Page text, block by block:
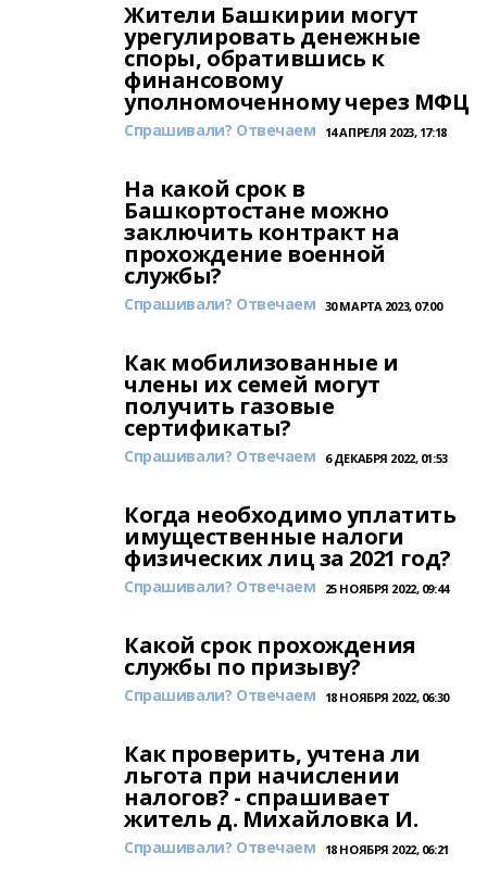
Жители Башкирии могут
урегулировать денежные
споры, обратившись к
финансовому
уполномоченному через МФЦ
Спрашивали? Отвечаем 14 АПРЕЛЯ 2023, 17:18
На какой срок в
Башкортостане можно
заключить контракт на
прохождение военной
службы?
Спрашивали? Отвечаем 30 МАРТА 2023, 07:00
Как мобилизованные и
члены их семей могут
получить газовые
сертификаты?
Спрашивали? Отвечаем 6 ДЕКАБРЯ 2022, 01:53
Когда необходимо уплатить
имущественные налоги
физических лиц за 2021 год?
Спрашивали? Отвечаем 25 НОЯБРЯ 2022, 09:44
Какой срок прохождения
службы по призыву?
Спрашивали? Отвечаем 18 НОЯБРЯ 2022, 06:30
Как проверить, учтена ли
льгота при начислении
налогов? - спрашивает
житель д. Михайловка И.
Спрашивали? Отвечаем 18 НОЯБРЯ 2022, 06:21